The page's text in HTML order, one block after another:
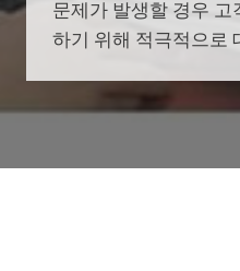
문제가 발생할 경우
하기 위해 적극적으로